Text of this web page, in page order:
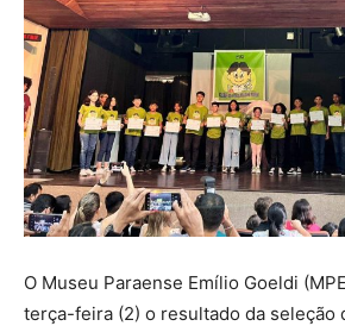
O Museu Paraense Emílio Goeldi
terça-feira (2) o resultado da seleção